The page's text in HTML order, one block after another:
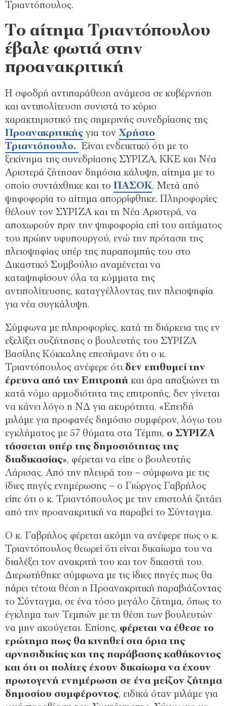
Τριαντόπουλος.
Το αίτημα Τριαντόπουλου
έβαλε φωτιά στην
προανακριτική
Η σφοδρή αντιπαράθεση ανάμεσα σε κυβέρνηση
και αντιπολίτευση συνιστά το κύριο
χαρακτηριστικό της σημερινής συνεδρίασης της
Προανακριτικής για τον Χρήστο
Τριαντόπουλο. Είναι ενδεικτικό ότι με το
ξεκίνημα της συνεδρίασης ΣΥΡΙΖΑ, ΚΚΕ και Νέα
Αριστερά ζήτησαν δημόσια κάλυψη, αίτημα με το
οποίο συντάχθηκε και το ΠΑΣΟΚ. Μετά από
ψηφοφορία το αίτημα απορρίφθηκε. Πληροφορίες
θέλουν τον ΣΥΡΙΖΑ και τη Νέα Αριστερά, να
αποχωρούν πριν την ψηφοφορία επί του αιτήματος
του πρώην υφυπουργού, ενώ την πρόταση της
πλειοψηφίας υπέρ της παραπομπής του στο
Δικαστικό Συμβούλιο αναμένεται να
καταψηφίσουν όλα τα κόμματα της
αντιπολίτευσης, καταγγέλλοντας την πλειοψηφία
για νέα συγκάλυψη.
Σύμφωνα με πληροφορίες, κατά τη διάρκεια της εν
εξελίξει συζήτησης ο βουλευτής του ΣΥΡΙΖΑ
Βασίλης Κόκκαλης επεσήμανε ότι ο κ.
Τριαντόπουλος ανέφερε ότι δεν επιθυμεί την
έρευνα από την Επιτροπή και άρα απαξιώνει τη
κατά νόμο αρμοδιότητα της επιτροπής, δεν γίνεται
να κάνει λόγο η ΝΔ για ακυρότητα. «Επειδή
μιλάμε για προφανές δημόσιο συμφέρον, λόγω του
εγκλήματος με 57 θύματα στα Τέμπη, ο ΣΥΡΙΖΑ
τάσσεται υπέρ της δημοσιότητας της
διαδικασίας», φέρεται να είπε ο βουλευτής
Λάρισας. Από την πλευρά του – σύμφωνα με τις
ίδιες πηγές ενημέρωσης – ο Γιώργος Γαβρήλος
είπε ότι ο κ. Τριαντόπουλος με την επιστολή ζητάει
από την προανακριτική να παραβεί το Σύνταγμα.
Ο κ. Γαβρήλος φέρεται ακόμη να ανέφερε πως ο κ.
Τριαντόπουλος θεωρεί ότι είναι δικαίωμα του να
διαλέξει τον ανακριτή του και τον δικαστή του.
Διερωτήθηκε σύμφωνα με τις ίδιες πηγές πως θα
πάρει τέτοια θέση η Προανακριτική παραβιάζοντας
το Σύνταγμα, σε ένα τόσο μεγάλο ζήτημα, όπως το
έγκλημα των Τεμπών με τη θέση των βουλευτών
να μην ακούγεται. Επίσης, φέρεται να έθεσε το
ερώτημα πως θα κινηθεί στα όρια της
αρνησιδικίας και της παράβασης καθήκοντος
και ότι οι πολίτες έχουν δικαίωμα να έχουν
πρωτογενή ενημέρωση σε ένα μείζον ζήτημα
δημοσίου συμφέροντος, ειδικά όταν μιλάμε για